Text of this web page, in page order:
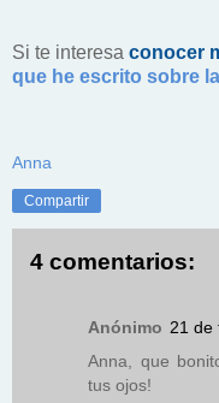
Si te interesa conocer
que he escrito sobre
Anna
Compartir
4 comentarios:
Anónimo 21 de
Anna, que
tus ojos!